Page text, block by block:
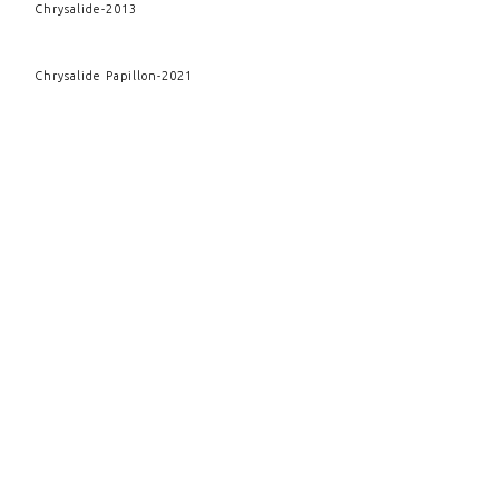
Chrysalide-2013
Chrysalide Papillon-2021